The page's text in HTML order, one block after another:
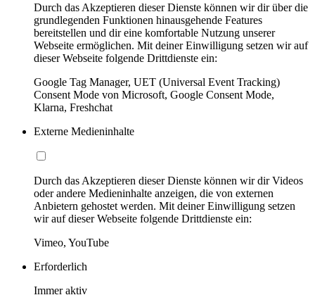
Durch das Akzeptieren dieser Dienste können wir dir über die
grundlegenden Funktionen hinausgehende Features
bereitstellen und dir eine komfortable Nutzung unserer
Webseite ermöglichen. Mit deiner Einwilligung setzen wir auf
dieser Webseite folgende Drittdienste ein:
Google Tag Manager, UET (Universal Event Tracking)
Consent Mode von Microsoft, Google Consent Mode,
Klarna, Freshchat
Externe Medieninhalte
Durch das Akzeptieren dieser Dienste können wir dir Videos
oder andere Medieninhalte anzeigen, die von externen
Anbietern gehostet werden. Mit deiner Einwilligung setzen
wir auf dieser Webseite folgende Drittdienste ein:
Vimeo, YouTube
Erforderlich
Immer aktiv